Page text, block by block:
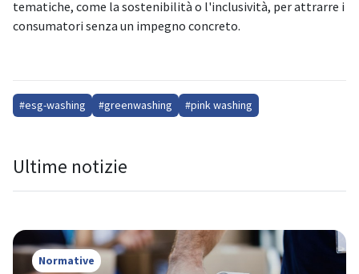
tematiche, come la sostenibilità o l'inclusività, per attrarre i
consumatori senza un impegno concreto.
#esg-washing #greenwashing #pink washing
Ultime notizie
Normative